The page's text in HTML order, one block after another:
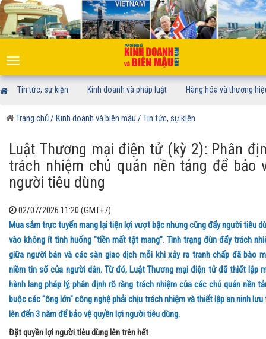
Toggle
navigation
Tin tức, sự kiện Kinh doanh và pháp luật Hàng hóa và thương
Trang chủ/ Kinh doanh và biên mậu / Tin tức, sự kiện
Luật Thương mại điện tử (kỳ 2): Phân
trách nhiệm chủ quản nền tảng để bảo
người tiêu dùng
02/07/2026 11:20 (GMT+7)
Mua sắm trực tuyến mang lại tiện lợi vượt bậc nhưng cũng đẩy người tiêu
vào không ít tình huống "tiền mất tật mang". Tình trạng đùn đẩy trách
giữa người bán và các sàn giao dịch mỗi khi xảy ra tranh chấp đã bào
niềm tin số của người dân. Từ đó, Luật Thương mại điện tử đã thiết lập
hành lang pháp lý, phân định rõ ràng trách nhiệm của các chủ quản nền
buộc các "ông lớn" công nghệ phải chịu trách nhiệm và thiết lập an ninh lưu
lên đến 3 năm để bảo vệ quyền lợi người tiêu dùng.
Đặt quyền lợi người tiêu dùng lên trên hết